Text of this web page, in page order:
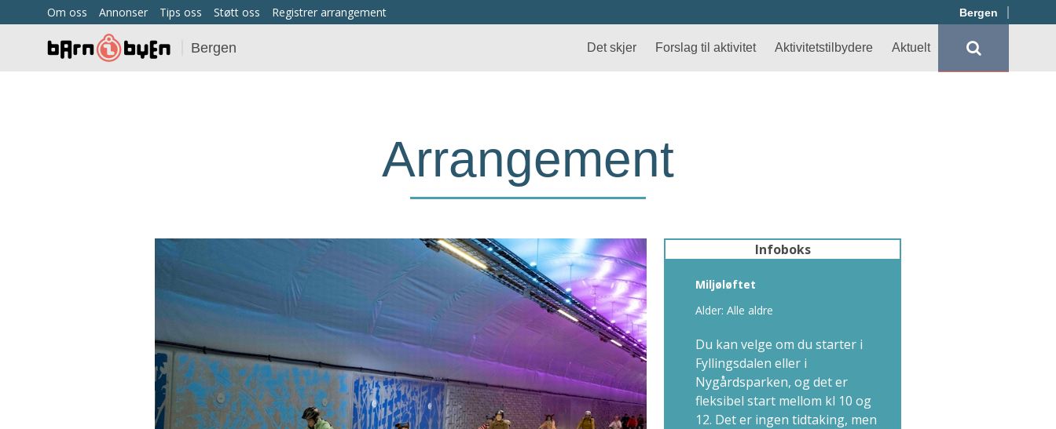
Om oss Annonser Tips oss Støtt oss Registrer arrangement Bergen
Bergen Det skjer Forslag til aktivitet Aktivitetstilbydere Aktuelt
Arrangement
Infoboks
Miljøløftet
Alder: Alle aldre
Du kan velge om du starter i
Fyllingsdalen eller i
Nygårdsparken, og det er
fleksibel start mellom kl 10 og
12. Det er ingen tidtaking, men